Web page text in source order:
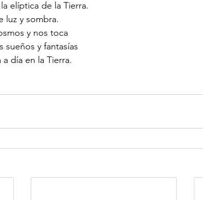
elíptica de la Tierra.
luz y sombra.
y nos toca
sueños y fantasías
día en la Tierra.